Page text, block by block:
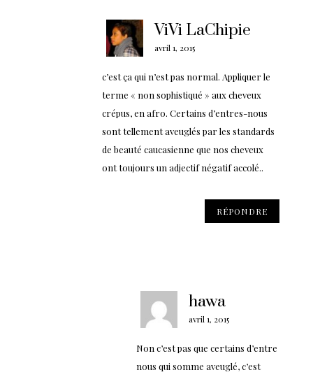
ViVi LaChipie
avril 1, 2015
c’est ça qui n’est pas normal. Appliquer le
terme « non sophistiqué » aux cheveux
crépus, en afro. Certains d’entres-nous
sont tellement aveuglés par les standards
de beauté caucasienne que nos cheveux
ont toujours un adjectif négatif accolé..
RÉPONDRE
hawa
avril 1, 2015
Non c’est pas que certains d’entre
nous qui somme aveuglé, c’est